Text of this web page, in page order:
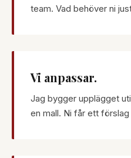
team. Vad behöver ni
Vi anpassar.
Jag bygger upplägget
en mall. Ni får ett